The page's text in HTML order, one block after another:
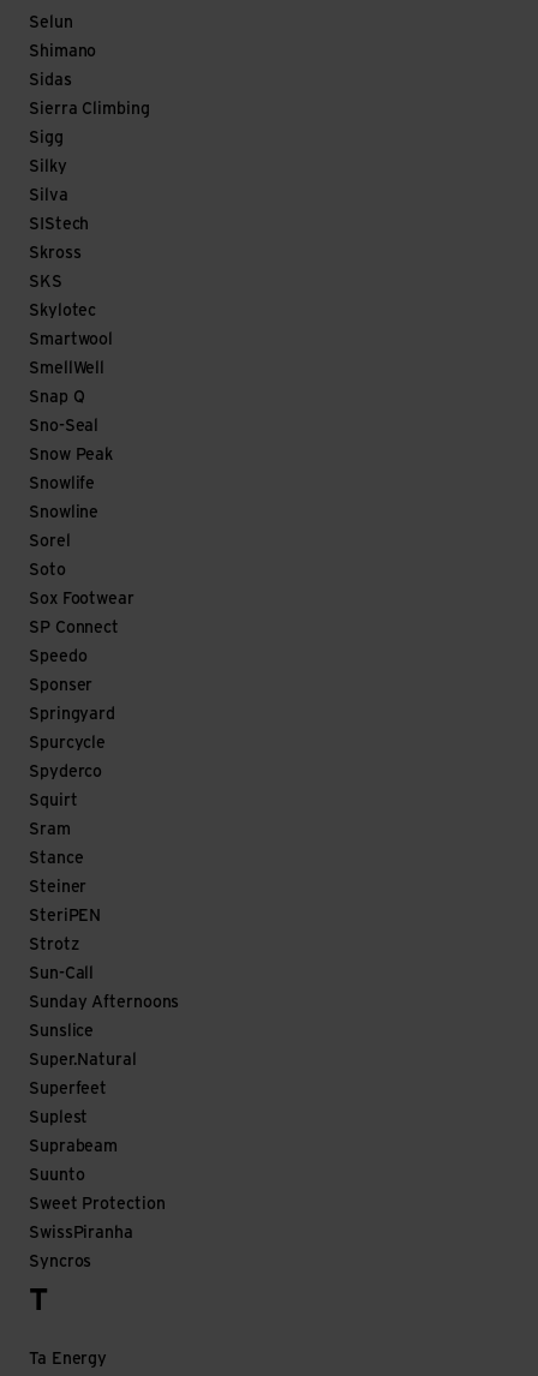
Selun
Shimano
Sidas
Sierra Climbing
Sigg
Silky
Silva
SIStech
Skross
SKS
Skylotec
Smartwool
SmellWell
Snap Q
Sno-Seal
Snow Peak
Snowlife
Snowline
Sorel
Soto
Sox Footwear
SP Connect
Speedo
Sponser
Springyard
Spurcycle
Spyderco
Squirt
Sram
Stance
Steiner
SteriPEN
Strotz
Sun-Call
Sunday Afternoons
Sunslice
Super.Natural
Superfeet
Suplest
Suprabeam
Suunto
Sweet Protection
SwissPiranha
Syncros
T
Ta Energy